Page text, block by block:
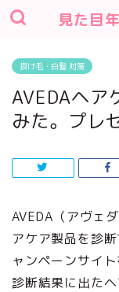
見た目
抜け毛・白髪 対策
AVEDAヘア
みた。プレ
AVEDA（アヴェ
アケア製品を診
ャンペーンサイト
診断結果に出た